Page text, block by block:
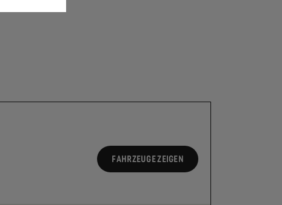
FAHRZEUGE ZEIGEN